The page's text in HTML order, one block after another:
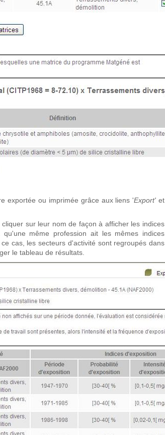
exportée ou imprimée grâce aux liens 'Export' et
sur leur nom de façon à afficher les indices
même profession ait les mêmes indices
cas, les secteurs d'activité sont regroupés dans
le tableau de résultats.